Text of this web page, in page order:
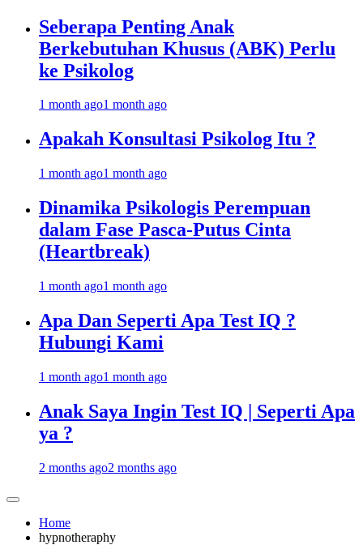
Seberapa Penting Anak
Berkebutuhan Khusus (ABK) Perlu
ke Psikolog
1 month ago1 month ago
Apakah Konsultasi Psikolog Itu ?
1 month ago1 month ago
Dinamika Psikologis Perempuan
dalam Fase Pasca-Putus Cinta
(Heartbreak)
1 month ago1 month ago
Apa Dan Seperti Apa Test IQ ?
Hubungi Kami
1 month ago1 month ago
Anak Saya Ingin Test IQ | Seperti Apa
ya ?
2 months ago2 months ago
Home
hypnotheraphy